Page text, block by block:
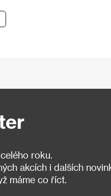
roku.
akcích i dalších
máme co říct.